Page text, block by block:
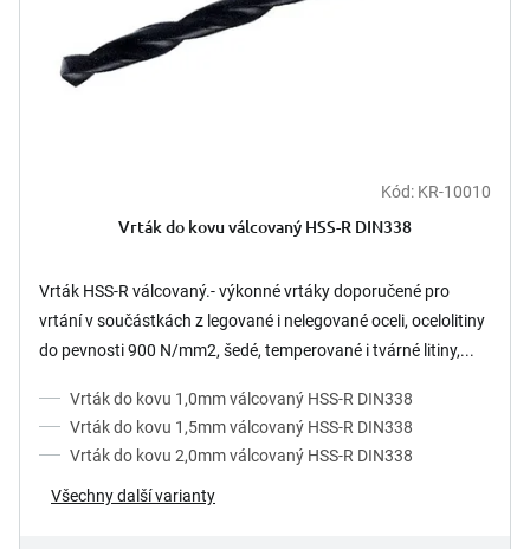
Kód: KR-10010
Vrták do kovu válcovaný HSS-R DIN338
Vrták HSS-R válcovaný.- výkonné vrtáky doporučené pro
vrtání v součástkách z legované i nelegované oceli, ocelolitiny
do pevnosti 900 N/mm2, šedé, temperované i tvárné litiny,...
Vrták do kovu 1,0mm válcovaný HSS-R DIN338
Vrták do kovu 1,5mm válcovaný HSS-R DIN338
Vrták do kovu 2,0mm válcovaný HSS-R DIN338
Všechny další varianty